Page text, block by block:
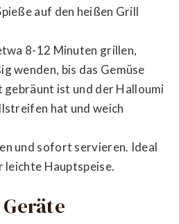
auf den heißen Grill
8-12 Minuten grillen,
wenden, bis das Gemüse
gebräunt ist und der Halloumi
hat und weich
und sofort servieren. Ideal
leichte Hauptspeise.